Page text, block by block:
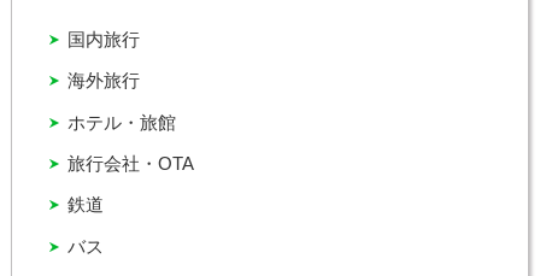
バス
ホテル・旅館
国内旅行
旅行会社・OTA
海外旅行
鉄道